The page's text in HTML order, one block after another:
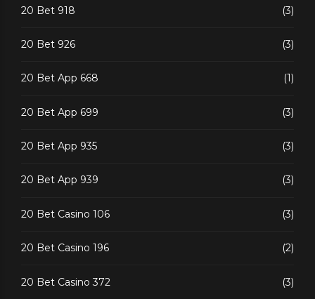
20 Bet 918 (3)
20 Bet 926 (3)
20 Bet App 668 (1)
20 Bet App 699 (3)
20 Bet App 935 (3)
20 Bet App 939 (3)
20 Bet Casino 106 (3)
20 Bet Casino 196 (2)
20 Bet Casino 372 (3)